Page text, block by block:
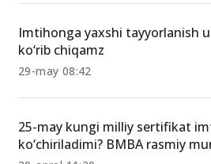
qabul imtihonlari!
28-iyul 17:36
ko‘rib chiqamz
29-may 08:42